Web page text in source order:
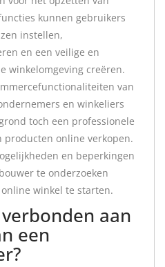
kunnen gebruikers
instellen,
en een veilige en
winkelomgeving creëren.
van
en winkeliers
toch een professionele
online verkopen.
en beperkingen
te onderzoeken
winkel te starten.
aan
een